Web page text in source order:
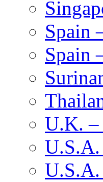
Spain
Spain
U.K. –